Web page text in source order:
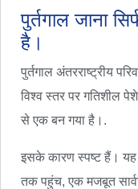
पुर्तगाल जाना
है।
पुर्तगाल अंतरराष्ट्रीय
विश्व स्तर पर गतिशील
से एक बन गया है।.
इसके कारण स्पष्ट हैं। यह
तक पहुंच, एक मजबूत